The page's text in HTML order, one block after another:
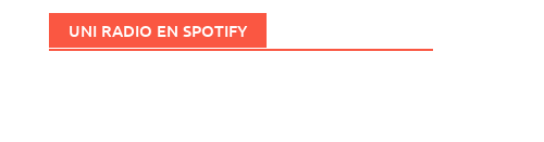
UNI RADIO EN SPOTIFY